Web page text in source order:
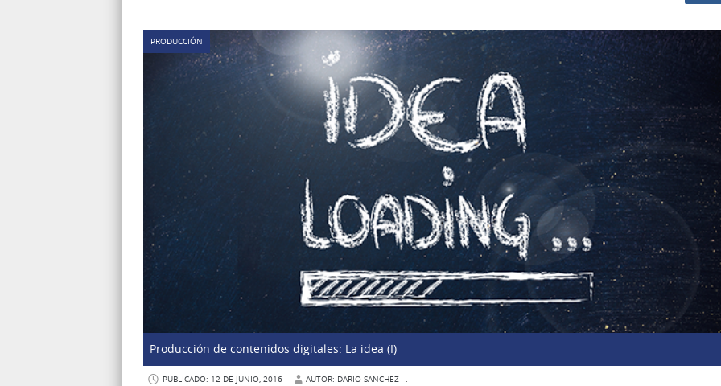
PRODUCCIÓN
Producción de contenidos digitales: La idea (I)
PUBLICADO: 12 DE JUNIO, 2016 AUTOR: DARIO SANCHEZ .